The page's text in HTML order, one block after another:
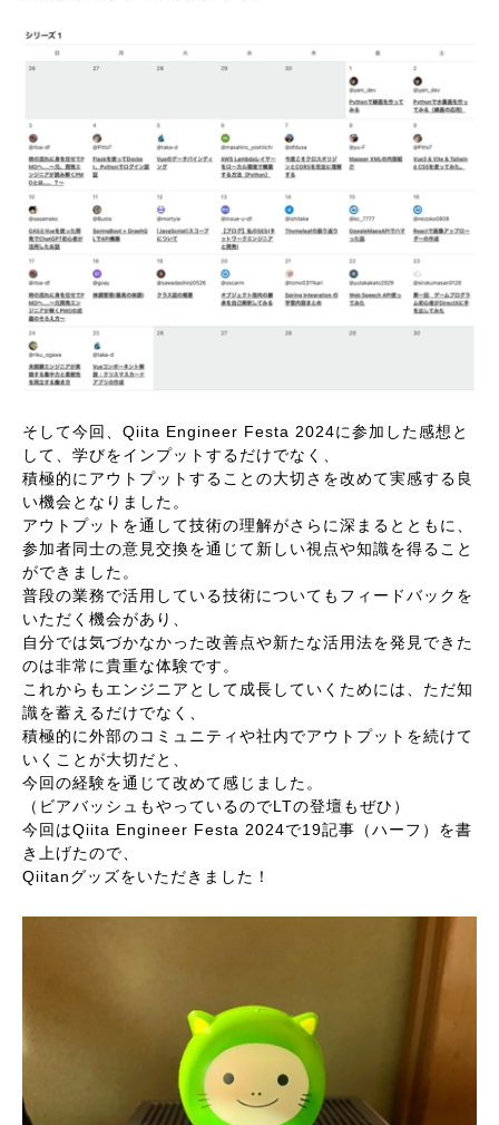
そして今回、Qiita Engineer Festa 2024に参加した感想と
して、学びをインプットするだけでなく、
積極的にアウトプットすることの大切さを改めて実感する良
い機会となりました。
アウトプットを通して技術の理解がさらに深まるとともに、
参加者同士の意見交換を通じて新しい視点や知識を得ること
ができました。
普段の業務で活用している技術についてもフィードバックを
いただく機会があり、
自分では気づかなかった改善点や新たな活用法を発見できた
のは非常に貴重な体験です。
これからもエンジニアとして成長していくためには、ただ知
識を蓄えるだけでなく、
積極的に外部のコミュニティや社内でアウトプットを続けて
いくことが大切だと、
今回の経験を通じて改めて感じました。
（ビアバッシュもやっているのでLTの登壇もぜひ）
今回はQiita Engineer Festa 2024で19記事（ハーフ）を書
き上げたので、
Qiitanグッズをいただきました！